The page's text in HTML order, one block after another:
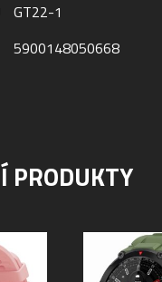
GT22-1
5900148050668
PRODUKTY